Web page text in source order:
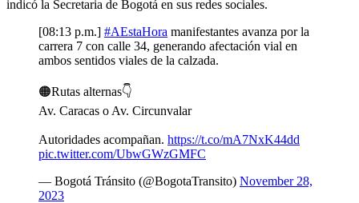
indicó la Secretaria de Bogotá en sus redes sociales.
[08:13 p.m.] #AEstaHora manifestantes avanza por la
carrera 7 con calle 34, generando afectación vial en
ambos sentidos viales de la calzada.
🟠Rutas alternas👇
Av. Caracas o Av. Circunvalar
Autoridades acompañan. https://t.co/mA7NxK44dd
pic.twitter.com/UbwGWzGMFC
— Bogotá Tránsito (@BogotaTransito) November 28,
2023